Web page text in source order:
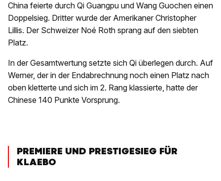
China feierte durch Qi Guangpu und Wang Guochen einen
Doppelsieg. Dritter wurde der Amerikaner Christopher
Lillis. Der Schweizer Noé Roth sprang auf den siebten
Platz.
In der Gesamtwertung setzte sich Qi überlegen durch. Auf
Werner, der in der Endabrechnung noch einen Platz nach
oben kletterte und sich im 2. Rang klassierte, hatte der
Chinese 140 Punkte Vorsprung.
PREMIERE UND PRESTIGESIEG FÜR
KLAEBO